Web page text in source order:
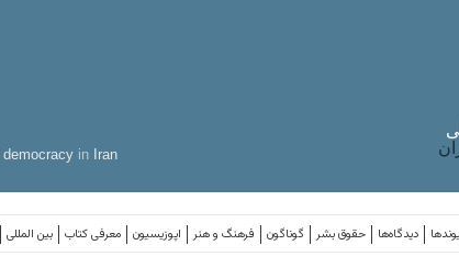
democracy in Iran
بین المللی معرفی کتاب اپوزیسیون فرهنگ و هنر گوناگون حقوق بشر دیدگاه‌ها